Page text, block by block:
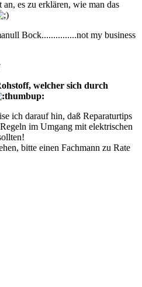
es zu erklären, wie man das
Bock...............not my business
welcher sich durch
ich darauf hin, daß Reparaturtips
im Umgang mit elektrischen
bitte einen Fachmann zu Rate